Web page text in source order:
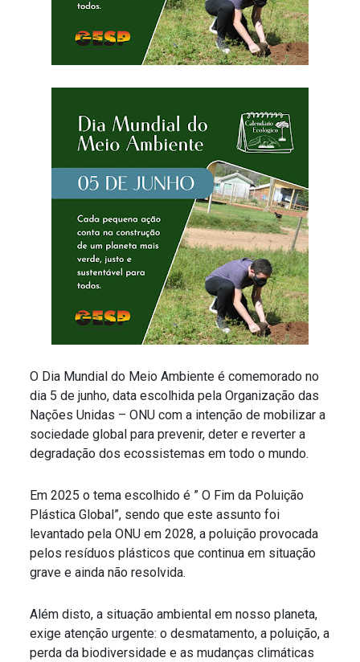
O Dia Mundial do Meio Ambiente é comemorado no
dia 5 de junho, data escolhida pela Organização das
Nações Unidas – ONU com a intenção de mobilizar a
sociedade global para prevenir, deter e reverter a
degradação dos ecossistemas em todo o mundo.
Em 2025 o tema escolhido é ” O Fim da Poluição
Plástica Global”, sendo que este assunto foi
levantado pela ONU em 2028, a poluição provocada
pelos resíduos plásticos que continua em situação
grave e ainda não resolvida.
Além disto, a situação ambiental em nosso planeta,
exige atenção urgente: o desmatamento, a poluição, a
perda da biodiversidade e as mudanças climáticas